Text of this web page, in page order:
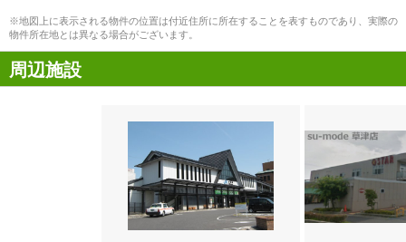
※地図上に表示される物件の位置は付近住所に所在することを表すものであり、実際の
物件所在地とは異なる場合がございます。
周辺施設